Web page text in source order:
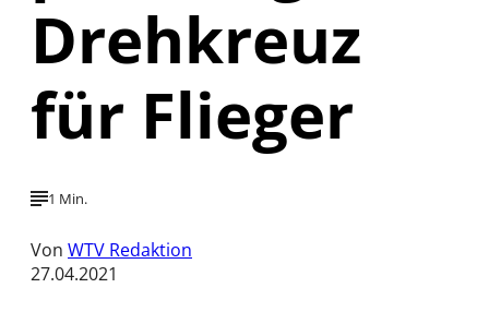
Drehkreuz
für Flieger
1 Min.
Von WTV Redaktion
27.04.2021